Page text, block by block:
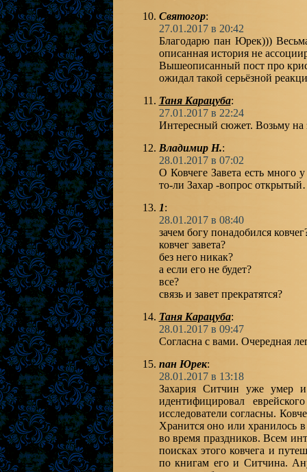
Святогор:
27.01.2017 в 20:42
Благодарю пан Юрек)))
описанная история не
Вышеописанный пост про
ожидал такой серьёзной
Таня Карацуба:
27.01.2017 в 22:24
Интересный сюжет. Возьму на
Владимир Н.:
28.01.2017 в 07:02
О Ковчеге Завета есть
то-ли Захар -вопрос
1:
28.01.2017 в 08:40
зачем богу понадобился
ковчег завета?
без него никак?
а если его не будет?
все?
связь и завет прекратятся?
Таня Карацуба:
28.01.2017 в 09:47
Согласна с вами. Очередная
пан Юрек:
28.01.2017 в 13:18
Захария Ситчин уже умер
идентифицировал
исследователи согласны.
Хранится оно или хранилось
во время праздников. Всем
поисках этого ковчега и
по книгам его и Ситчина.